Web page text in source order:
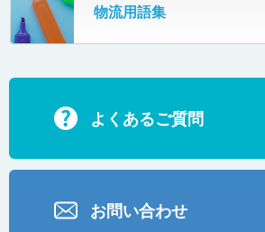
ECD500A・ECD800・ECD1500
ECD2700
BD200・BD1000
カーゴタイザ物流用語集
よくあるご質問
お問い合わせ